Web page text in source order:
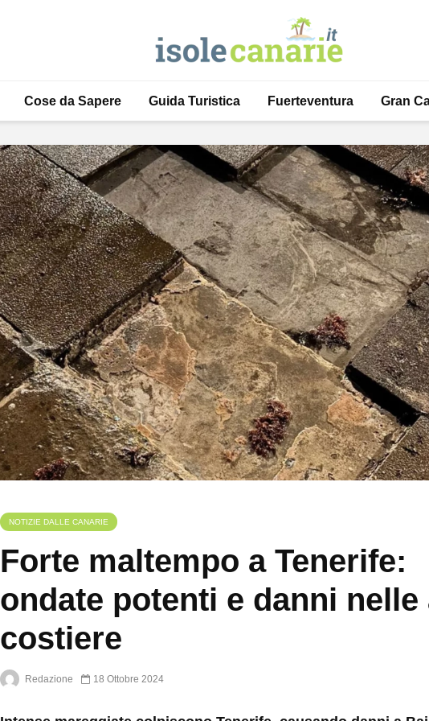
Cose da Sapere Guida Turistica Fuerteventura Gran
NOTIZIE DALLE CANARIE
Forte maltempo a Tenerife:
ondate potenti e danni nelle
costiere
Redazione 18 Ottobre 2024